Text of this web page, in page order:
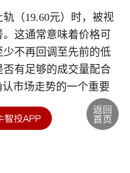
（19.60元）时，被视
这通常意味着价格可
不再回调至先前的低
有足够的成交量配合
认市场走势的一个重要